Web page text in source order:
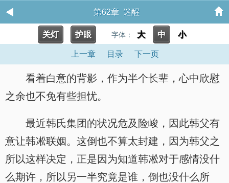
第62章 迷醒
关灯 护眼 字体： 大 中 小
上一章 目录 下一页
看着白意的背影，作为半个长辈，心中欣慰
之余也不免有些担忧。
最近韩氏集团的状况危及险峻，因此韩父有
意让韩凇联姻。这倒也不算太封建，因为韩父之
所以这样决定，正是因为知道韩凇对于感情没什
么期许，所以另一半究竟是谁，倒也没什么所